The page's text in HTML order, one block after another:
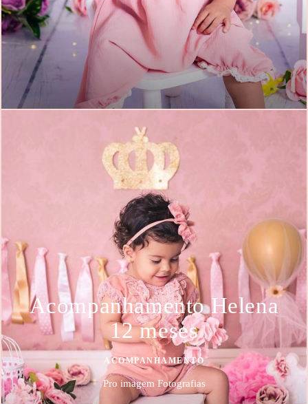
Acompanhamento Helena
12 meses
ACOMPANHAMENTO
Pro imagem Fotografias